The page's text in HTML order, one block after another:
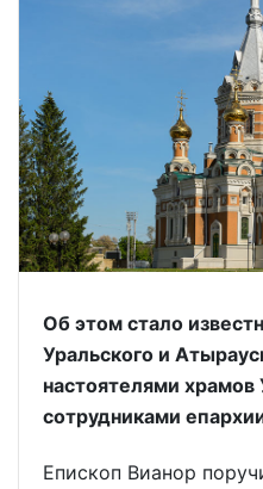
Об этом стало
Уральского и
настоятелями храмов
сотрудниками
Епископ Вианор